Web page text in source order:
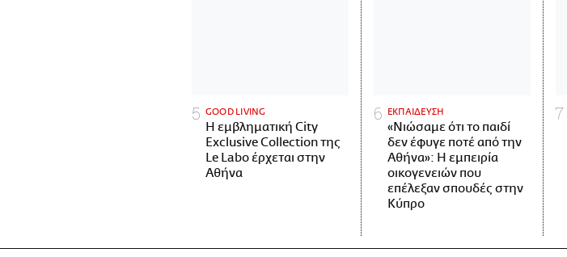
GOOD LIVING
Η εμβληματική City
Exclusive Collection της
Le Labo έρχεται στην
Αθήνα
ΕΚΠΑΙΔΕΥΣΗ
«Νιώσαμε ότι το παιδί
δεν έφυγε ποτέ από την
Αθήνα»: Η εμπειρία
οικογενειών που
επέλεξαν σπουδές στην
Κύπρο